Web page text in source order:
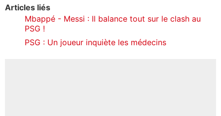
Articles liés
Mbappé - Messi : Il balance tout sur le clash au
PSG !
PSG : Un joueur inquiète les médecins